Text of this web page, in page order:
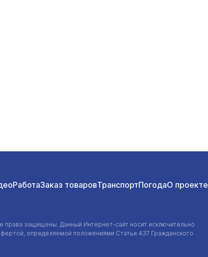
РаботаЗаказ товаровТранспортПогодаО проекте
права защищены. Данный Интернет-сайт носит исключительно
определяемой положениями Статьи 437 Гражданского